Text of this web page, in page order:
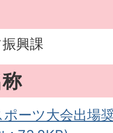
興課
ポーツ大会出場